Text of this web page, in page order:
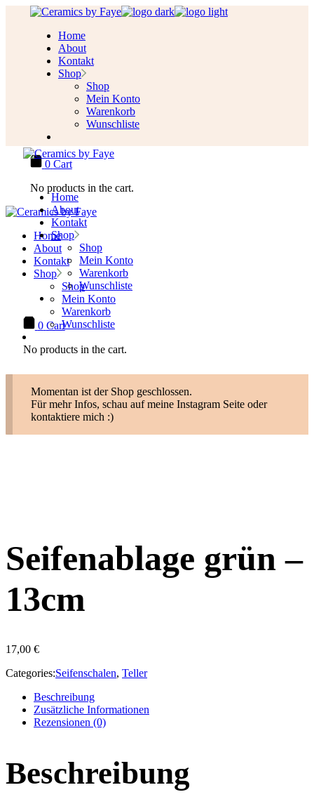
Home
About
Kontakt
Shop
Shop
Mein Konto
Warenkorb
Wunschliste
0 Cart
No products in the cart.
Home
About
Kontakt
Shop
Shop
Mein Konto
Warenkorb
Wunschliste
Home
About
Kontakt
Shop
Shop
Mein Konto
Warenkorb
Wunschliste
0 Cart
No products in the cart.
Momentan ist der Shop geschlossen.
Für mehr Infos, schau auf meine Instagram Seite oder
kontaktiere mich :)
Seifenablage grün –
13cm
17,00 €
Categories:Seifenschalen, Teller
Beschreibung
Zusätzliche Informationen
Rezensionen (0)
Beschreibung